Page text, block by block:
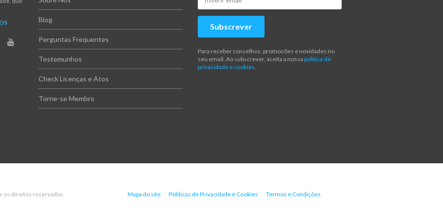
Blog
Perguntas Frequentes
Testemunhos
Check Licenças e Atos
Torne-se Membro
Subscrever
Para receber conselhos, promocões e novidades no
seu email. Ao subscrever, aceita a nossa politica de
privacidade e cookies.
os direitos reservados Mapa do site Politicas de Privacidade e Cookies Termos e Condições